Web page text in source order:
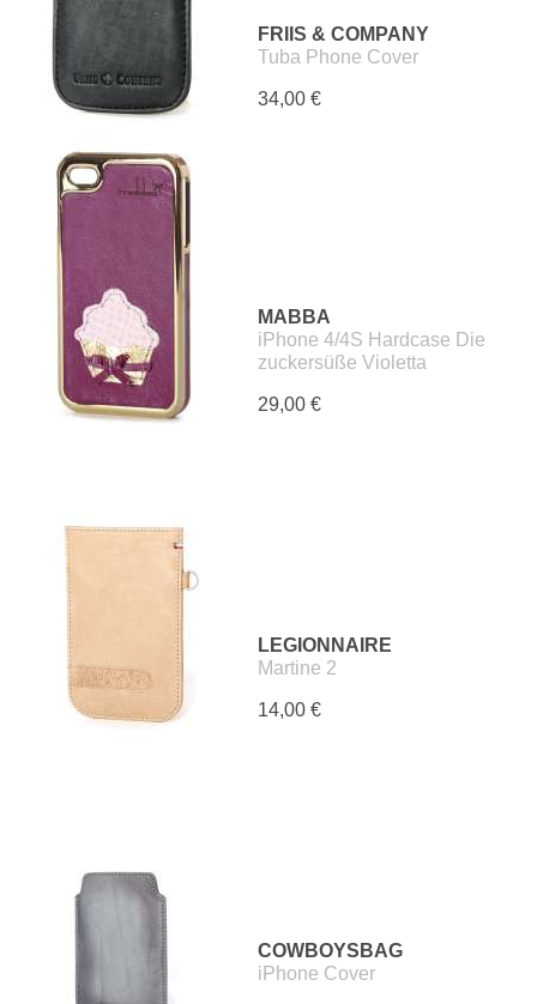
FRIIS & COMPANY
Tuba Phone Cover
34,00 €
MABBA
iPhone 4/4S Hardcase Die
zuckersüße Violetta
29,00 €
LEGIONNAIRE
Martine 2
14,00 €
COWBOYSBAG
iPhone Cover